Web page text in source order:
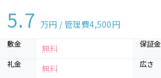
5.7 万円 / 管理費4,500円
敷金 無料 保証金
礼金 無料 広さ